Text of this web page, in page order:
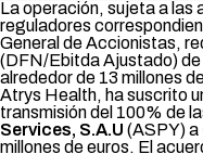
La operación, sujeta a las
reguladores
General de Accionistas,
(DFN/Ebitda Ajustado)
alrededor de 13 millones
Atrys Health, ha suscrito
transmisión del 100% de
Services, S.A.U (ASPY) a
millones de euros. El